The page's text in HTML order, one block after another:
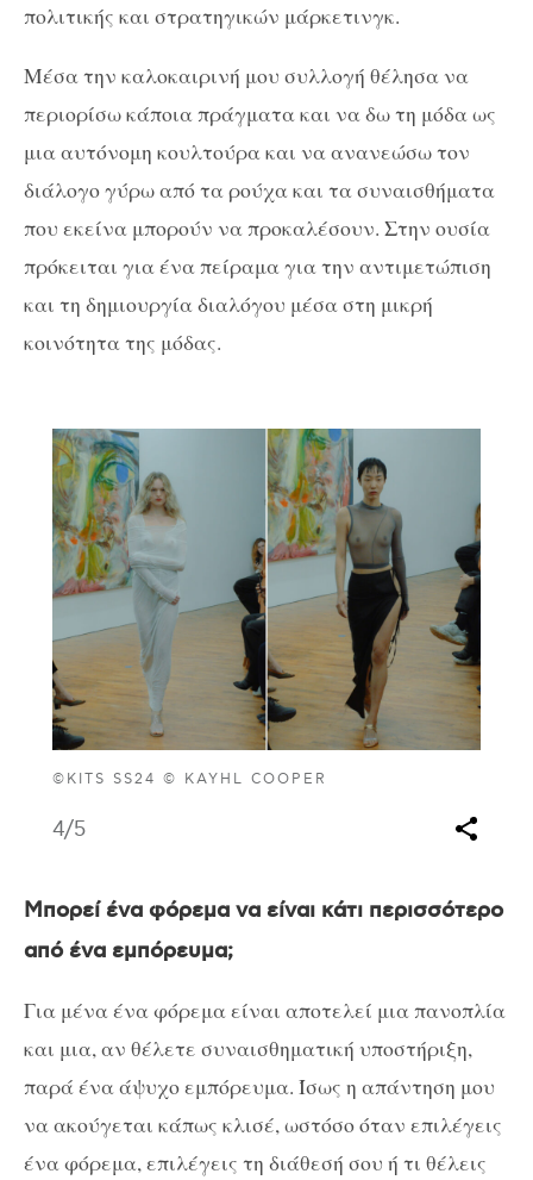
πολιτικής και στρατηγικών μάρκετινγκ.
Μέσα την καλοκαιρινή μου συλλογή θέλησα να
περιορίσω κάποια πράγματα και να δω τη μόδα ως
μια αυτόνομη κουλτούρα και να ανανεώσω τον
διάλογο γύρω από τα ρούχα και τα συναισθήματα
που εκείνα μπορούν να προκαλέσουν. Στην ουσία
πρόκειται για ένα πείραμα για την αντιμετώπιση
και τη δημιουργία διαλόγου μέσα στη μικρή
κοινότητα της μόδας.
©KITS SS24 © KAYHL COOPER
4/5
Μπορεί ένα φόρεμα να είναι κάτι περισσότερο
από ένα εμπόρευμα;
Για μένα ένα φόρεμα είναι αποτελεί μια πανοπλία
και μια, αν θέλετε συναισθηματική υποστήριξη,
παρά ένα άψυχο εμπόρευμα. Ίσως η απάντηση μου
να ακούγεται κάπως κλισέ, ωστόσο όταν επιλέγεις
ένα φόρεμα, επιλέγεις τη διάθεσή σου ή τι θέλεις